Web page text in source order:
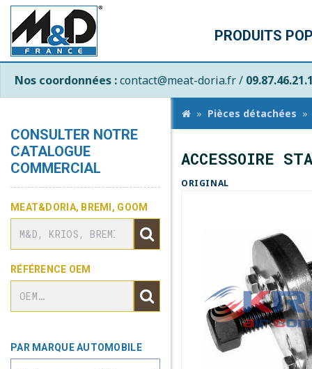
PRODUITS
Nos coordonnées :contact@meat-doria.fr /
CONSULTER NOTRE
CATALOGUE
COMMERCIAL
MEAT&DORIA, BREMI, GOOM
RÉFÉRENCE OEM
PAR MARQUE AUTOMOBILE
Pièces détachées
ACCESSOIRE
ORIGINAL